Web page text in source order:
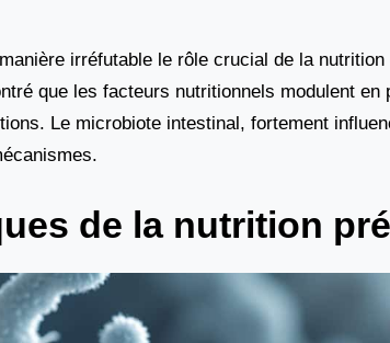
irréfutable le rôle crucial de la
que les facteurs nutritionnels modulent en
Le microbiote intestinal, fortement
de la nutrition